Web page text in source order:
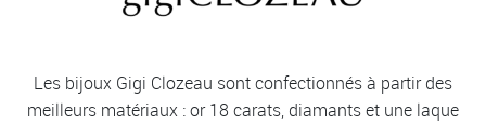
Les bijoux Gigi Clozeau sont confectionnés à partir des
meilleurs matériaux : or 18 carats, diamants et une laque